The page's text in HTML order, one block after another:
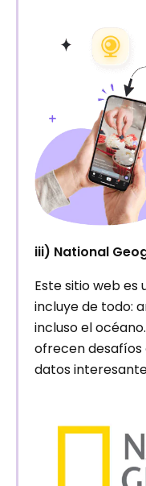
iii) National
Este sitio web
incluye de todo:
incluso el
ofrecen
datos